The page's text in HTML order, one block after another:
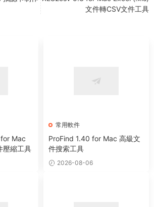
文件轉CSV文件工具
Mac
壓縮工具
常用軟件
ProFind 1.40 for Mac 高級文
件搜索工具
2026-08-06